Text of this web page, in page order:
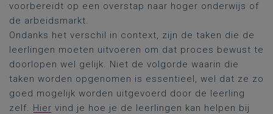
voorbereidt op een overstap naar hoger onderwijs of
de arbeidsmarkt.
Ondanks het verschil in context, zijn de taken die de
leerlingen moeten uitvoeren om dat proces bewust te
doorlopen wel gelijk. Niet de volgorde waarin die
taken worden opgenomen is essentieel, wel dat ze zo
goed mogelijk worden uitgevoerd door de leerling
zelf. Hier vind je hoe je de leerlingen kan helpen bij